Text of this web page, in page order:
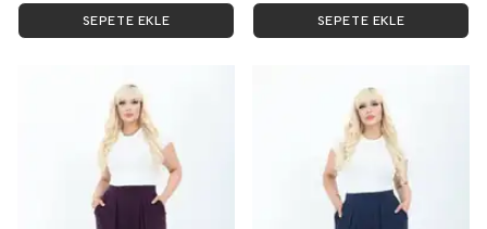
SEPETE EKLE SEPETE EKLE